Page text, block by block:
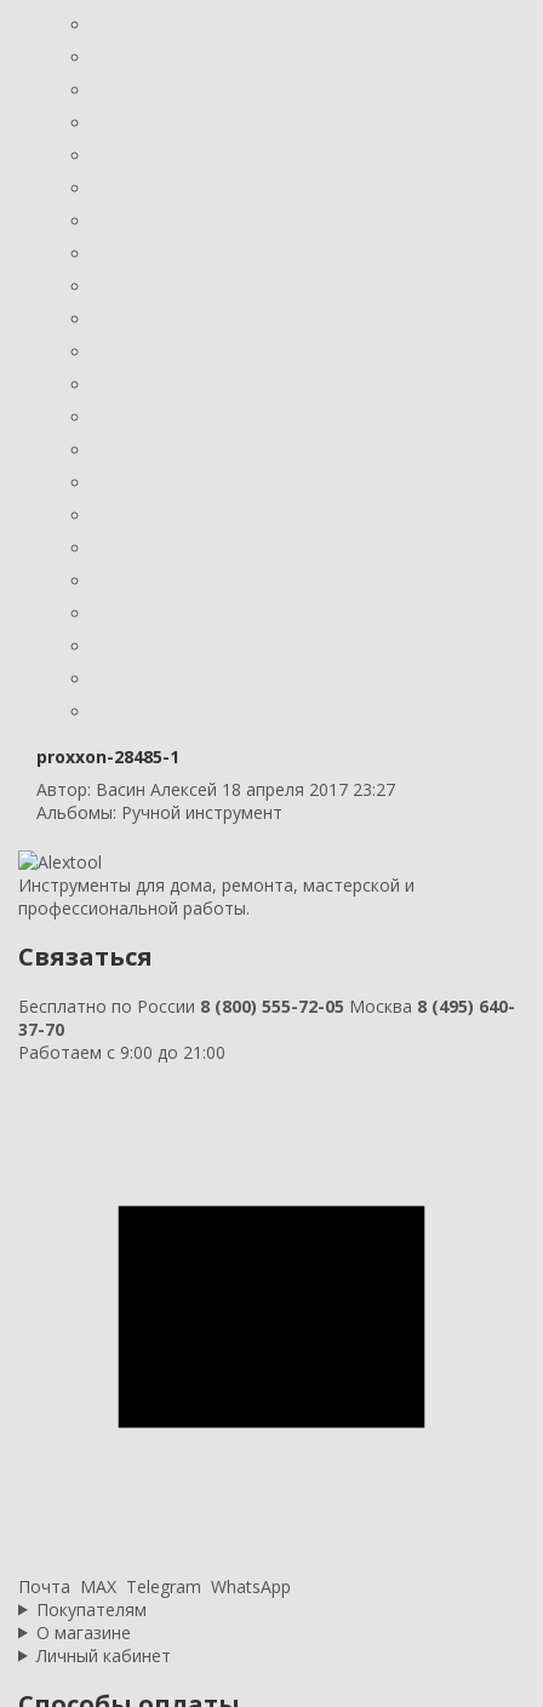
proxxon-28485-1
Автор: Васин Алексей 18 апреля 2017 23:27
Альбомы: Ручной инструмент
Инструменты для дома, ремонта, мастерской и
профессиональной работы.
Связаться
Бесплатно по России 8 (800) 555-72-05 Москва 8 (495) 640-
37-70
Работаем с 9:00 до 21:00
Почта MAX Telegram WhatsApp
Покупателям
О магазине
Личный кабинет